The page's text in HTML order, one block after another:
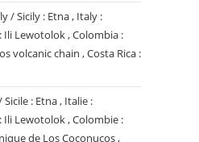
/ Sicily : Etna , Italy :
Lewotolok , Colombia :
volcanic chain , Costa Rica :
: Etna , Italie :
Lewotolok , Colombie :
de Los Coconucos ,